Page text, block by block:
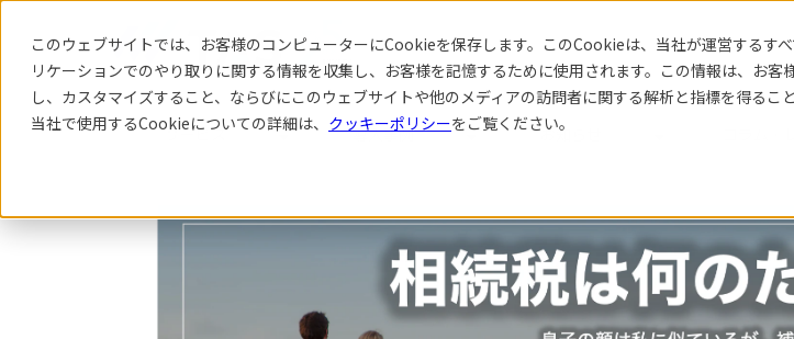
このウェブサイトでは、お客様のコンピューターにCookieを保存します。このCookieは、当社が運営するす
リケーションでのやり取りに関する情報を収集し、お客様を記憶するために使用されます。この情報は、お客
し、カスタマイズすること、ならびにこのウェブサイトや他のメディアの訪問者に関する解析と指標を得るこ
当社で使用するCookieについての詳細は、 クッキーポリシーをご覧ください。
サービス 導入事例 お知らせ コラム・